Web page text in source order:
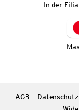
In der
AGB Datenschutz